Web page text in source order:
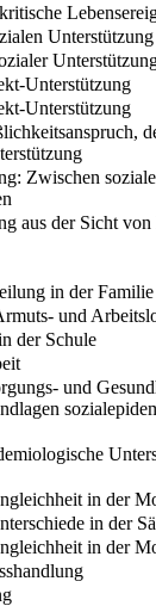
Unterstützung
Unterstützung
Unterstützung
Zwischen
aus der Sicht
in der Familie
und
der Schule
und
in der
in der
in der